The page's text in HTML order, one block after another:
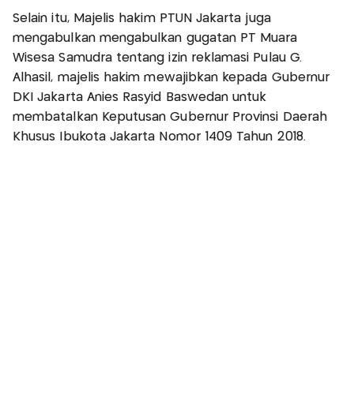
Selain itu, Majelis hakim PTUN Jakarta juga
mengabulkan mengabulkan gugatan PT Muara
Wisesa Samudra tentang izin reklamasi Pulau G.
Alhasil, majelis hakim mewajibkan kepada Gubernur
DKI Jakarta Anies Rasyid Baswedan untuk
membatalkan Keputusan Gubernur Provinsi Daerah
Khusus Ibukota Jakarta Nomor 1409 Tahun 2018.